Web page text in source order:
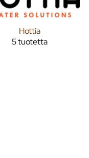
Hottia
5 tuotetta